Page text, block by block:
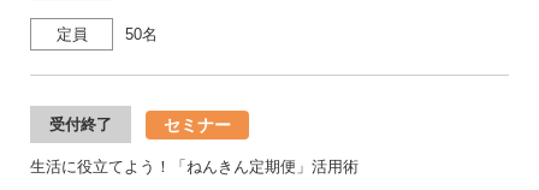
定員 50名
受付終了 セミナー
生活に役立てよう！「ねんきん定期便」活用術